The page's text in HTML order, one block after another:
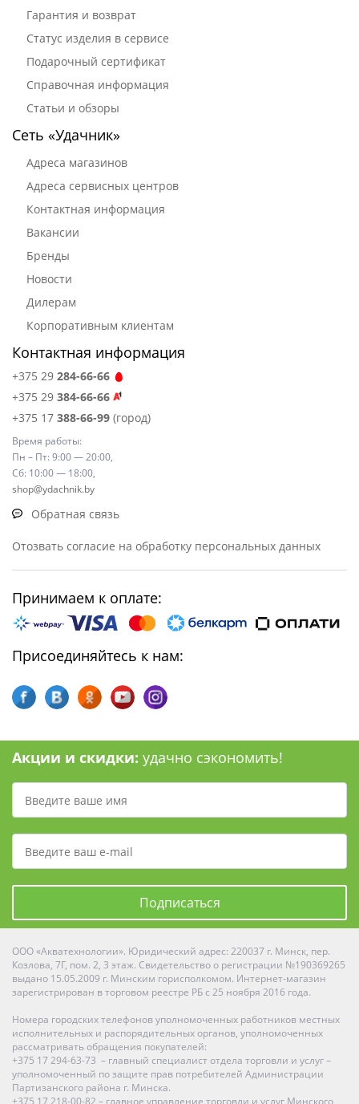
Гарантия и возврат
Статус изделия в сервисе
Подарочный сертификат
Справочная информация
Статьи и обзоры
Сеть «Удачник»
Адреса магазинов
Адреса сервисных центров
Контактная информация
Вакансии
Бренды
Новости
Дилерам
Корпоративным клиентам
Контактная информация
+375 29 284-66-66
+375 29 384-66-66
+375 17 388-66-99 (город)
Время работы:
Пн – Пт: 9:00 — 20:00,
Сб: 10:00 — 18:00,
shop@ydachnik.by
Обратная связь
Отозвать согласие на обработку персональных данных
Принимаем к оплате:
Присоединяйтесь к нам:
Акции и скидки: удачно сэкономить!
Подписаться
ООО «Акватехнологии». Юридический адрес: 220037 г. Минск, пер.
Козлова, 7Г, пом. 2, 3 этаж. Свидетельство о регистрации №190369265
выдано 15.05.2009 г. Минским горисполкомом. Интернет-магазин
зарегистрирован в торговом реестре РБ с 25 ноября 2016 года.
Номера городских телефонов уполномоченных работников местных
исполнительных и распорядительных органов, уполномоченных
рассматривать обращения покупателей:
+375 17 294-63-73 – главный специалист отдела торговли и услуг –
уполномоченный по защите прав потребителей Администрации
Партизанского района г. Минска.
+375 17 218-00-82 – главное управление торговли и услуг Минского